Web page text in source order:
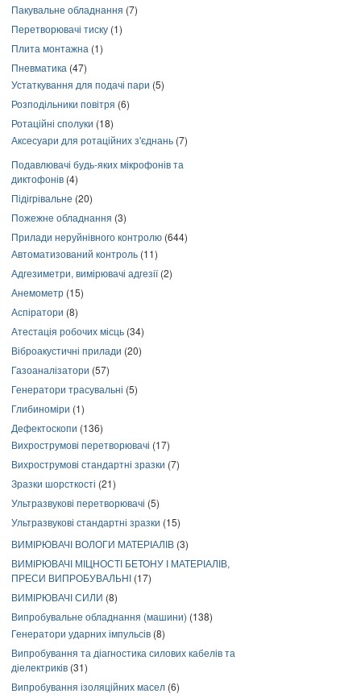
Пакувальне обладнання (7)
Перетворювачі тиску (1)
Плита монтажна (1)
Пневматика (47)
Устаткування для подачі пари (5)
Розподільники повітря (6)
Ротаційні сполуки (18)
Аксесуари для ротаційних з'єднань (7)
Подавлювачі будь-яких мікрофонів та
диктофонів (4)
Підігрівальне (20)
Пожежне обладнання (3)
Прилади неруйнівного контролю (644)
Автоматизований контроль (11)
Адгезиметри, вимірювачі адгезії(2)
Анемометр (15)
Аспіратори (8)
Атестація робочих місць (34)
Віброакустичні прилади (20)
Газоаналізатори (57)
Генератори трасувальні (5)
Глибиноміри (1)
Дефектоскопи (136)
Вихрострумові перетворювачі (17)
Вихрострумові стандартні зразки (7)
Зразки шорсткості (21)
Ультразвукові перетворювачі (5)
Ультразвукові стандартні зразки (15)
ВИМІРЮВАЧІ ВОЛОГИ МАТЕРІАЛІВ (3)
ВИМІРЮВАЧІ МІЦНОСТІ БЕТОНУ І МАТЕРІАЛІВ,
ПРЕСИ ВИПРОБУВАЛЬНІ (17)
ВИМІРЮВАЧІ СИЛИ (8)
Випробувальне обладнання (машини) (138)
Генератори ударних імпульсів (8)
Випробування та діагностика силових кабелів та
діелектриків (31)
Випробування ізоляційних масел (6)